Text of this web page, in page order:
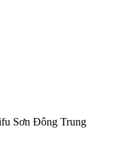
Sơn Đông Trung